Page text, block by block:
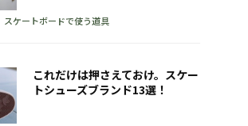
スケートボードで使う道具
これだけは押さえておけ。スケー
トシューズブランド13選！